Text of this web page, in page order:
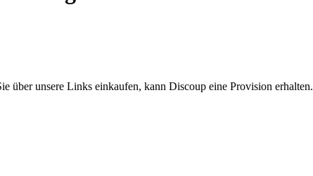
über unsere Links einkaufen, kann Discoup eine Provision erhalten.